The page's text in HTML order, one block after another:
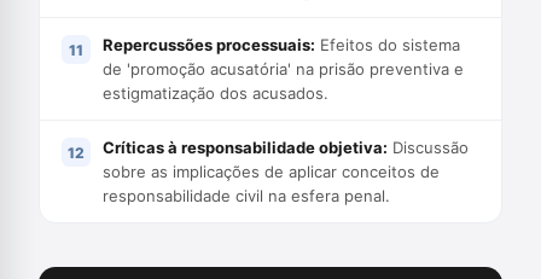
Repercussões processuais: Efeitos do sistema
de 'promoção acusatória' na prisão preventiva e
estigmatização dos acusados.
Críticas à responsabilidade objetiva: Discussão
sobre as implicações de aplicar conceitos de
responsabilidade civil na esfera penal.